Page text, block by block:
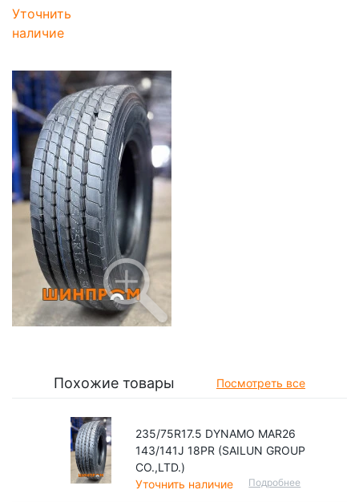
Уточнить
наличие
Похожие товары Посмотреть все
235/75R17.5 DYNAMO MAR26
143/141J 18PR (SAILUN GROUP
CO.,LTD.)
Уточнить наличие
Подробнее